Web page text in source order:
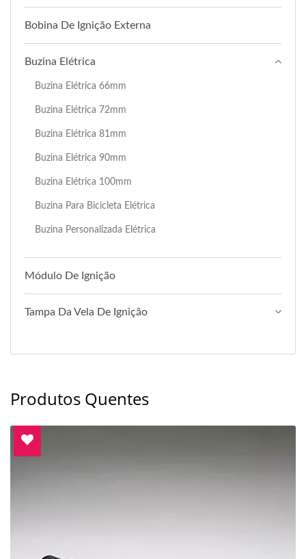
Bobina De Ignição Externa
Buzina Elétrica
Buzina Elétrica 66mm
Buzina Elétrica 72mm
Buzina Elétrica 81mm
Buzina Elétrica 90mm
Buzina Elétrica 100mm
Buzina Para Bicicleta Elétrica
Buzina Personalizada Elétrica
Módulo De Ignição
Tampa Da Vela De Ignição
Produtos Quentes